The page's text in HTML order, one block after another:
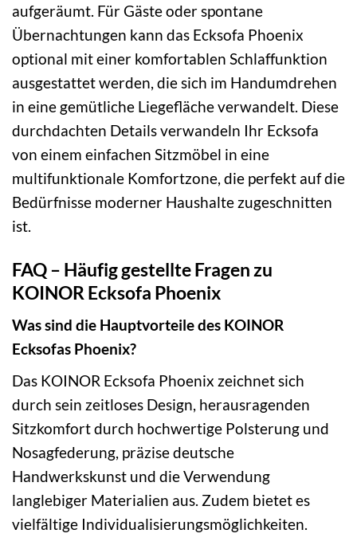
aufgeräumt. Für Gäste oder spontane
Übernachtungen kann das Ecksofa Phoenix
optional mit einer komfortablen Schlaffunktion
ausgestattet werden, die sich im Handumdrehen
in eine gemütliche Liegefläche verwandelt. Diese
durchdachten Details verwandeln Ihr Ecksofa
von einem einfachen Sitzmöbel in eine
multifunktionale Komfortzone, die perfekt auf die
Bedürfnisse moderner Haushalte zugeschnitten
ist.
FAQ – Häufig gestellte Fragen zu
KOINOR Ecksofa Phoenix
Was sind die Hauptvorteile des KOINOR
Ecksofas Phoenix?
Das KOINOR Ecksofa Phoenix zeichnet sich
durch sein zeitloses Design, herausragenden
Sitzkomfort durch hochwertige Polsterung und
Nosagfederung, präzise deutsche
Handwerkskunst und die Verwendung
langlebiger Materialien aus. Zudem bietet es
vielfältige Individualisierungsmöglichkeiten.